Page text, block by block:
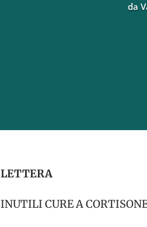
da
LETTERA
INUTILI CURE A